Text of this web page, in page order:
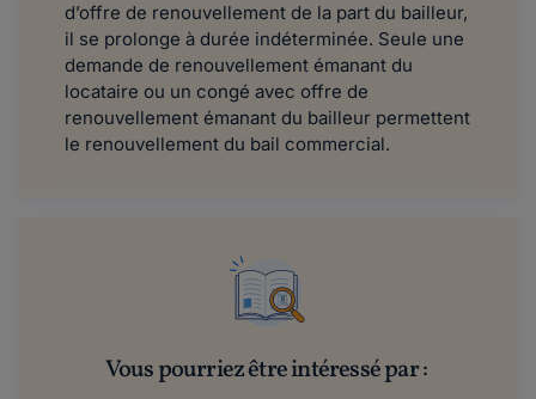
d’offre de renouvellement de la part du bailleur,
il se prolonge à durée indéterminée. Seule une
demande de renouvellement émanant du
locataire ou un congé avec offre de
renouvellement émanant du bailleur permettent
le renouvellement du bail commercial.
Vous pourriez être intéressé par :